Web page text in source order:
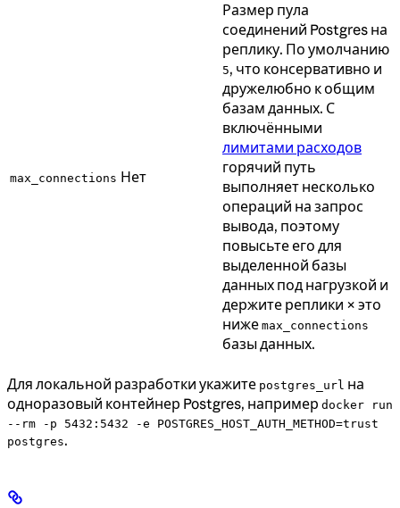
max_connections Нет
Размер пула
соединений Postgres на
реплику. По умолчанию
5, что консервативно и
дружелюбно к общим
базам данных. С
включёнными
лимитами расходов
горячий путь
выполняет несколько
операций на запрос
вывода, поэтому
повысьте его для
выделенной базы
данных под нагрузкой и
держите реплики × это
ниже max_connections
базы данных.
Для локальной разработки укажите postgres_url на
одноразовый контейнер Postgres, например docker run
--rm -p 5432:5432 -e POSTGRES_HOST_AUTH_METHOD=trust
postgres.